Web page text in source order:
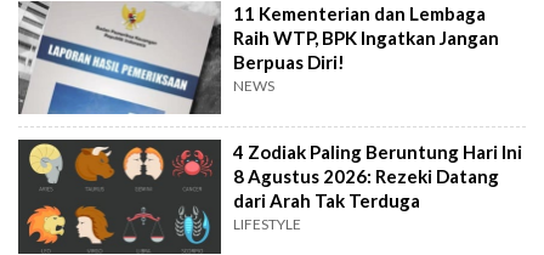
11 Kementerian dan Lembaga
Raih WTP, BPK Ingatkan Jangan
Berpuas Diri!
NEWS
4 Zodiak Paling Beruntung Hari Ini
8 Agustus 2026: Rezeki Datang
dari Arah Tak Terduga
LIFESTYLE